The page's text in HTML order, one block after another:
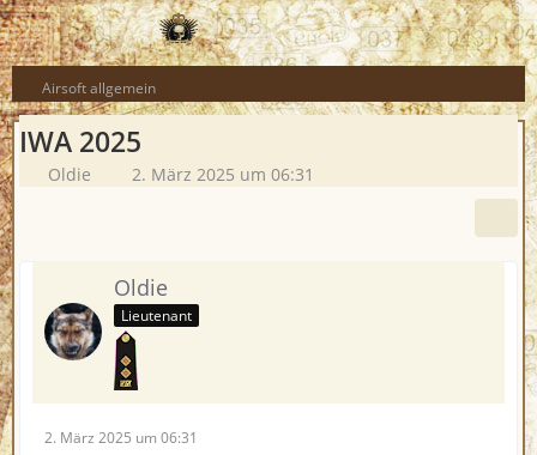
Airsoft allgemein
IWA 2025
Oldie 2. März 2025 um 06:31
Oldie
Lieutenant
2. März 2025 um 06:31